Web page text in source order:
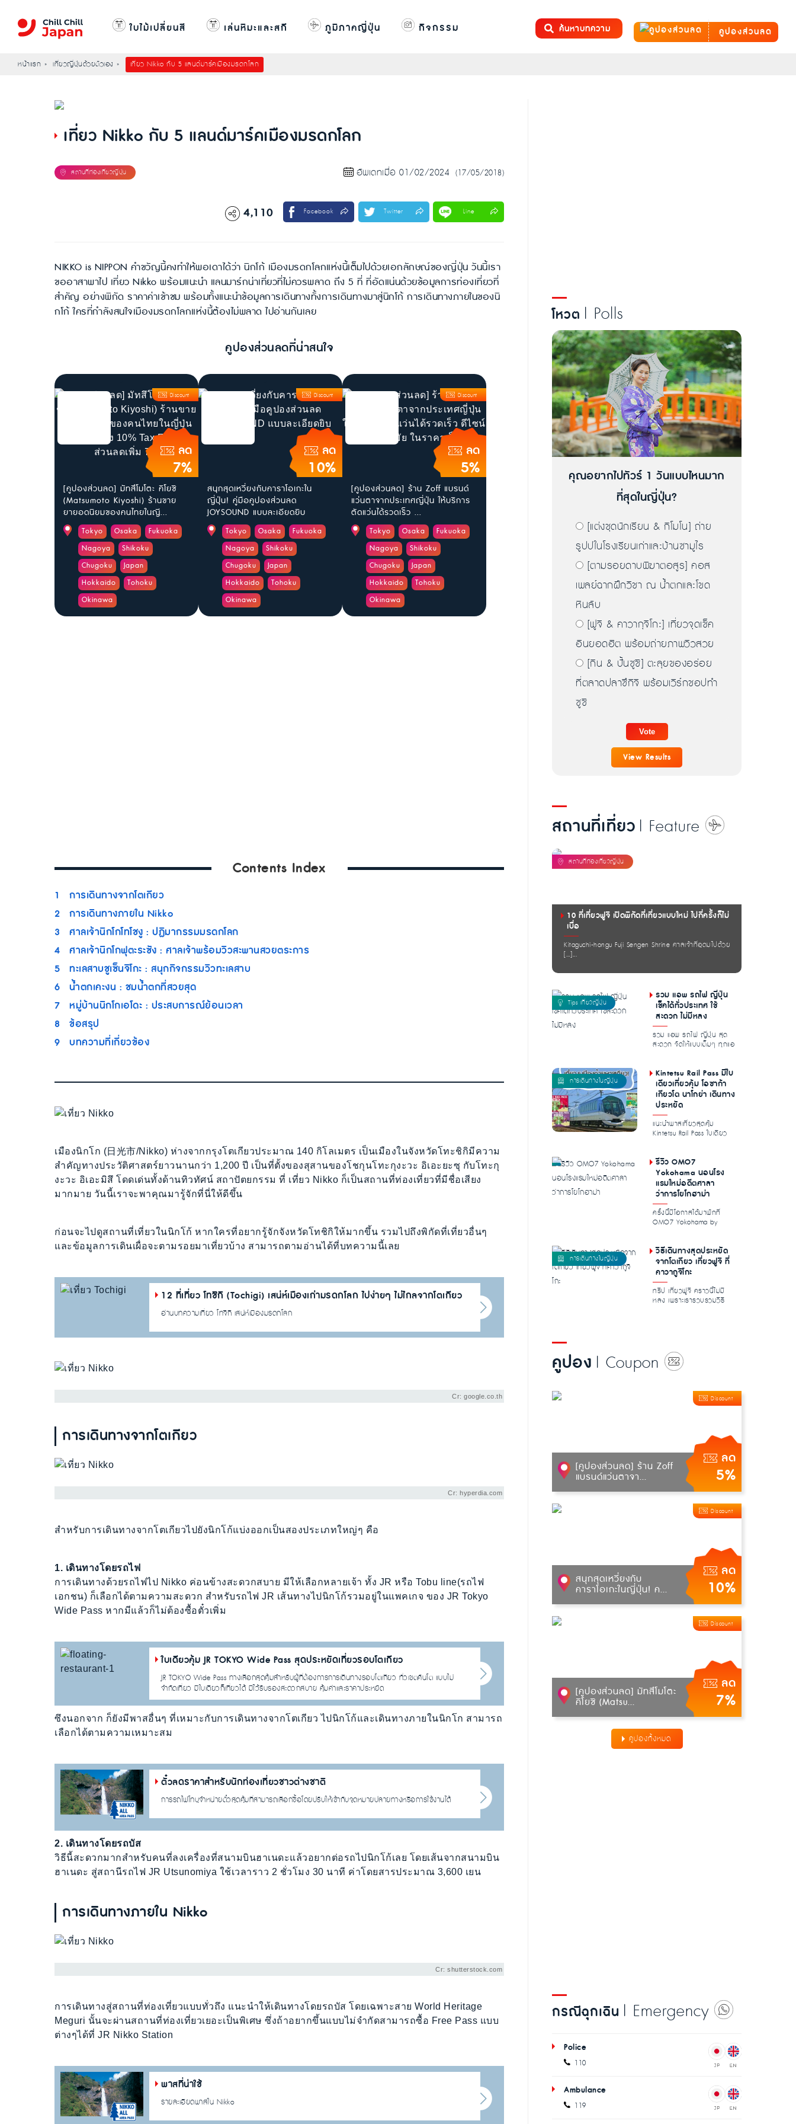
ใบไม้เปลี่ยนสี เล่นหิมะและสกี ภูมิภาคญี่ปุ่น กิจกรรม ค้นหาบทความ คูปองส่วนลด
หน้าแรก เที่ยวญี่ปุ่นด้วยตัวเอง เที่ยว Nikko กับ 5 แลนด์มาร์คเมืองมรดกโลก
เที่ยว Nikko กับ 5 แลนด์มาร์คเมืองมรดกโลก
อัพเดทเมื่อ 01/02/2024 (17/05/2018)
4,110 Facebook Twitter Line
NIKKO is NIPPON คำขวัญนี้คงทำให้พอเดาได้ว่า นิกโก้ เมืองมรดกโลกแห่งนี้เต็มไปด้วยเอกลักษณ์ของญี่ปุ่น วันนี้เรา
ขออาสาพาไป เที่ยว Nikko พร้อมแนะนำ แลนมาร์กน่าเที่ยวที่ไม่ควรพลาด ถึง 5 ที่ ที่อัดแน่นด้วยข้อมูลการท่องเที่ยวที่
สำคัญ อย่างพิกัด ราคาค่าเข้าชม พร้อมทั้งแนะนำข้อมูลการเดินทางทั้งการเดินทางมาสู่นิกโก้ การเดินทางภายในของนิ
กโก้ ใครที่กำลังสนใจเมืองมรดกโลกแห่งนี้ต้องไม่พลาด ไปอ่านกันเลย
คูปองส่วนลดที่น่าสนใจ
ลด
7%
Discount
[คูปองส่วนลด] มัทสึโมโตะ คิโยชิ
(Matsumoto Kiyoshi) ร้านขาย
ยายอดนิยมของคนไทยในญี...
Tokyo Osaka
Fukuoka
Nagoya
Shikoku
Chugoku
Japan
Hokkaido
Tohoku
Okinawa
ลด
10%
Discount
สนุกสุดเหวี่ยงกับคาราโอเกะใน
ญี่ปุ่น! คู่มือคูปองส่วนลด
JOYSOUND แบบละเอียดยิบ
Tokyo Osaka
Fukuoka
Nagoya
Shikoku
Chugoku
Japan
Hokkaido
Tohoku
Okinawa
ลด
5%
Discount
[คูปองส่วนลด] ร้าน Zoff แบรนด์
แว่นตาจากประเทศญี่ปุ่น ให้บริการ
ตัดแว่นได้รวดเร็ว ...
Tokyo Osaka
Fukuoka
Nagoya
Shikoku
Chugoku
Japan
Hokkaido
Tohoku
Okinawa
Contents Index
1
การเดินทางจากโตเกียว
2 การเดินทางภายใน Nikko
3
ศาลเจ้านิกโกโทโชงู : ปฏิมากรรมมรดกโลก
4 ศาลเจ้านิกโกฟุตะระซัง : ศาลเจ้าพร้อมวิวสะพานสวยตระการ
5 ทะเลสาบชูเซ็นจิโกะ : สนุกกิจกรรมวิวทะเลสาบ
6 น้ำตกเคะงน : ชมน้ำตกที่สวยสุด
7 หมู่บ้านนิกโกเอโดะ : ประสบการณ์ย้อนเวลา
8 ข้อสรุป
9 บทความที่เกี่ยวข้อง
เมืองนิกโก (日光市/Nikko) ห่างจากกรุงโตเกียวประมาณ 140 กิโลเมตร เป็นเมืองในจังหวัดโทะชิกิมีความ
สำคัญทางประวัติศาสตร์ยาวนานกว่า 1,200 ปี เป็นที่ตั้งของสุสานของโชกุนโทะกุงะวะ อิเอะยะซุ กับโทะกุ
งะวะ อิเอะมิสึ โดดเด่นทั้งด้านทิวทัศน์ สถาปัตยกรรม ที่ เที่ยว Nikko ก็เป็นสถานที่ท่องเที่ยวที่มีชื่อเสียง
มากมาย วันนี้เราจะพาคุณมารู้จักที่นี่ให้ดีขึ้น
ก่อนจะไปดูสถานที่เที่ยวในนิกโก้ หากใครที่อยากรู้จักจังหวัดโทชิกิให้มากขึ้น รวมไปถึงพิกัดที่เที่ยวอื่นๆ
และข้อมูลการเดินเผื่อจะตามรอยมาเที่ยวบ้าง สามารถตามอ่านได้ที่บทความนี้เลย
12 ที่เที่ยว โทชิกิ (Tochigi) เสน่ห์เมืองเก่ามรดกโลก ไปง่ายๆ ไม่ไกลจากโตเกียว
อ่านบทความเที่ยว โทจิกิ เสน่ห์เมืองมรดกโลก
Cr: google.co.th
การเดินทางจากโตเกียว
Cr: hyperdia.com
สำหรับการเดินทางจากโตเกียวไปยังนิกโก้แบ่งออกเป็นสองประเภทใหญ่ๆ คือ
1. เดินทางโดยรถไฟ
การเดินทางด้วยรถไฟไป Nikko ค่อนข้างสะดวกสบาย มีให้เลือกหลายเจ้า ทั้ง JR หรือ Tobu line(รถไฟ
เอกชน) ก็เลือกได้ตามความสะดวก สำหรับรถไฟ JR เส้นทางไปนิกโก้รวมอยู่ในแพคเกจ ของ​ JR Tokyo
Wide Pass หากมีแล้วก็ไม่ต้องซื้อตั๋วเพิ่ม
ใบเดียวคุ้ม JR TOKYO Wide Pass สุดประหยัดเที่ยวรอบโตเกียว
JR TOKYO Wide Pass ทางเลือกสุดคุ้มสำหรับผู้ที่ต้องการการเดินทางรอบโตเกียว ทั่วเขตคันโต แบบไม่
จำกัดเที่ยว มีใบเดียวก็เที่ยวได้ มีไว้รับรองสะดวกสบาย คุ้มค่าและราคาประหยัด
ซึงนอกจาก ก็ยังมีพาสอื่นๆ ที่เหมาะกับการเดินทางจากโตเกียว ไปนิกโก้และเดินทางภายในนิกโก สามารถ
เลือกได้ตามความเหมาะสม
ตั๋วลดราคาสำหรับนักท่องเที่ยวชาวต่างชาติ
การรถไฟโทบุจำหน่ายตั๋วสุดคุ้มที่สามารถเลือกซื้อโดยปรับให้เข้ากับจุดหมายปลายทางหรือการใช้งานได้
2. เดินทางโดยรถบัส
วิธีนี้สะดวกมากสำหรับคนที่ลงเครื่องที่สนามบินฮาเนดะแล้วอยากต่อรถไปนิกโก้เลย โดยเส้นจากสนามบิน
ฮาเนดะ สู่สถานีรถไฟ JR Utsunomiya ใช้เวลาราว 2 ชั่วโมง 30 นาที ค่าโดยสารประมาณ 3,600 เยน
การเดินทางภายใน Nikko
Cr: shutterstock.com
การเดินทางสู่สถานที่ท่องเที่ยวแบบทั่วถึง แนะนำให้เดินทางโดยรถบัส โดยเฉพาะสาย World Heritage
Meguri นั้นจะผ่านสถานที่ท่องเที่ยวเยอะเป็นพิเศษ ซึ่งถ้าอยากขึ้นแบบไม่จำกัดสามารถซื้อ Free Pass แบบ
ต่างๆได้ที่ JR Nikko Station
พาสที่น่าใช้
รายละเอียดพาสใน Nikko
โหวต | Polls
คุณอยากไปทัวร์ 1 วันแบบไหนมาก
ที่สุดในญี่ปุ่น?
[แต่งชุดนักเรียน & กิโมโน] ถ่าย
รูปปในโรงเรียนเก่าและบ้านซามูไร
[ตามรอยดาบพิฆาตอสูร] คอส
เพลย์ฉากฝึกวิชา ณ น้ำตกและโขด
หินลับ
[ฟูจิ & คาวากุจิโกะ] เที่ยวจุดเช็ค
อินยอดฮิต พร้อมถ่ายภาพวิวสวย
[กิน & ปั้นซูชิ] ตะลุยของอร่อย
ที่ตลาดปลาซึกิจิ พร้อมเวิร์กชอปทำ
ซูชิ
View Results
สถานที่เที่ยว | Feature
10 ที่เที่ยวฟูจิ เปิดพิกัดที่เที่ยวแบบใหม่ ไปกี่ครั้งก็ไม่
เบื่อ
Kitaguchi-hongu Fuji Sengen Shrine ศาลเจ้าที่อุดมไปด้วย
[…]...
รวม แอพ รถไฟ ญี่ปุ่น
เช็คได้ทั่วประเทศ ใช้
สะดวก ไม่มีหลง
รวม แอพ รถไฟ ญี่ปุ่น สุด
สะดวก จัดให้แบบเต็มๆ ทุกแอ
Kintetsu Rail Pass มีใบ
เดียวเที่ยวคุ้ม โอซาก้า
เกียวโต นาโกย่า เดินทาง
ประหยัด
แนะนำพาสเที่ยวสุดคุ้ม
Kintetsu Rail Pass ใบเดียว
รีวิว OMO7
Yokohama นอนโรง
แรมใหม่อดีตศาลา
ว่าการโยโกฮาม่า
ครั้งนี้มีโอกาสได้มาพักที่
OMO7 Yokohama by
วิธีเดินทางสุดประหยัด
จากโตเกียว เที่ยวฟูจิ ที่
คาวากูจิโกะ
ทริป เที่ยวฟูจิ คราวนี้ไม่มี
หลง เพราะเรารวบรวมวิธี
คูปอง | Coupon
ลด
5%
Discount
[คูปองส่วนลด] ร้าน Zoff
แบรนด์แว่นตาจา...
ลด
10%
Discount
สนุกสุดเหวี่ยงกับ
คาราโอเกะในญี่ปุ่น! ค...
ลด
7%
Discount
[คูปองส่วนลด] มัทสึโมโตะ
คิโยชิ (Matsu...
คูปองทั้งหมด
กรณีฉุกเฉิน | Emergency
Police
110
Ambulance
119